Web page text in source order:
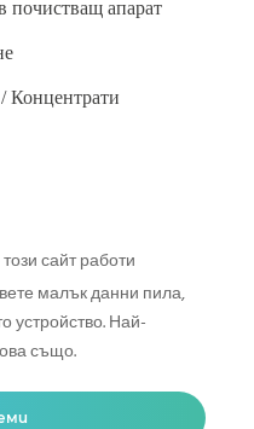
почистващ апарат
Концентрати
зеленчуци и плодове
на четки за грим
инструменти
и мотоциклетната
сайт работи
малък данни пила,
устройство. Най-
също.